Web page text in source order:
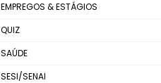
EMPREGOS & ESTÁGIOS
QUIZ
SAÚDE
SESI/SENAI